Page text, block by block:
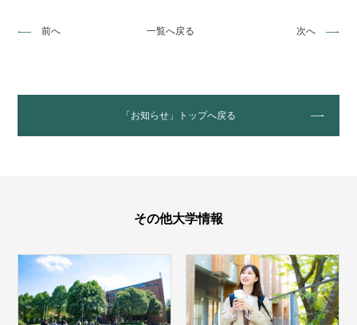
前へ 一覧へ戻る 次へ
「お知らせ」トップへ戻る
その他大学情報